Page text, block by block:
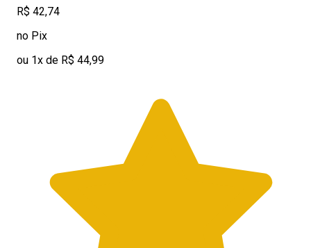
R$ 42,74
no Pix
ou 1x de R$ 44,99